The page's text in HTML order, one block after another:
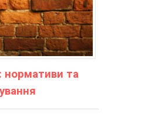
нормативи та